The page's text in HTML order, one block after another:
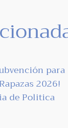
para
2026!
de Politica